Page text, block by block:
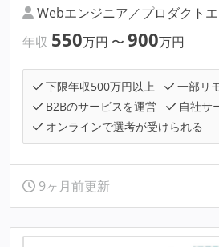
Webエンジニア／プロダクト
年収 550万円 〜 900万円
下限年収500万円以上
一部リ
B2Bのサービスを運営
自社サ
オンラインで選考が受けられる
9ヶ月前更新